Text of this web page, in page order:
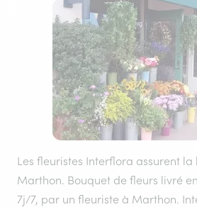
Les fleuristes Interflora assurent
Marthon. Bouquet de fleurs livré
7j/7, par un fleuriste à Marthon.